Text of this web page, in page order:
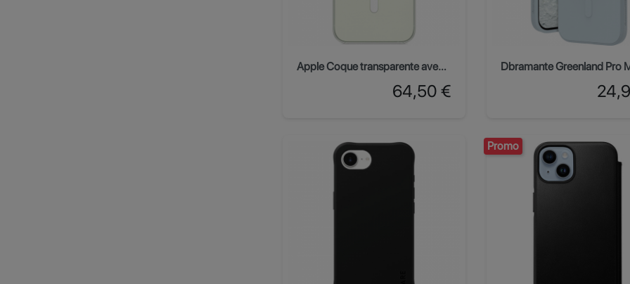
Apple Coque transparente avec MagSafe pour iPhone 15 Plus
Prix
64,50 €
Prix
Promo